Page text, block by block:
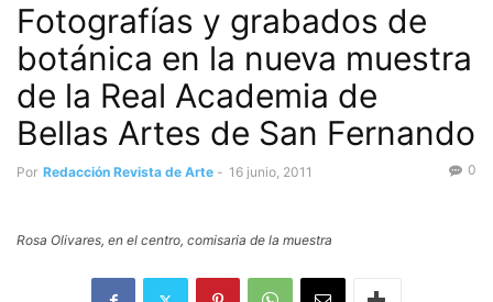
Fotografías y grabados de
botánica en la nueva muestra
de la Real Academia de
Bellas Artes de San Fernando
Por Redacción Revista de Arte - 16 junio, 2011 0
Rosa Olivares, en el centro, comisaria de la muestra